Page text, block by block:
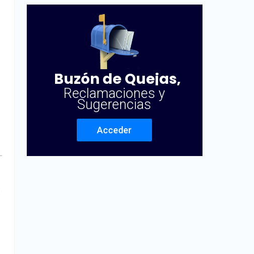
Buzón de Quejas,
Reclamaciones y
Sugerencias
Acceder